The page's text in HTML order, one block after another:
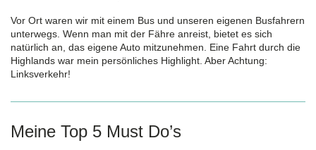
Vor Ort waren wir mit einem Bus und unseren eigenen Busfahrern
unterwegs. Wenn man mit der Fähre anreist, bietet es sich
natürlich an, das eigene Auto mitzunehmen. Eine Fahrt durch die
Highlands war mein persönliches Highlight. Aber Achtung:
Linksverkehr!
Meine Top 5 Must Do’s